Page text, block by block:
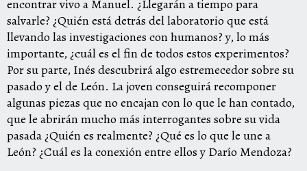
encontrar vivo a Manuel. ¿Llegarán a tiempo para
salvarle? ¿Quién está detrás del laboratorio que está
llevando las investigaciones con humanos? y, lo más
importante, ¿cuál es el fin de todos estos experimentos?
Por su parte, Inés descubrirá algo estremecedor sobre su
pasado y el de León. La joven conseguirá recomponer
algunas piezas que no encajan con lo que le han contado,
que le abrirán mucho más interrogantes sobre su vida
pasada ¿Quién es realmente? ¿Qué es lo que le une a
León? ¿Cuál es la conexión entre ellos y Darío Mendoza?